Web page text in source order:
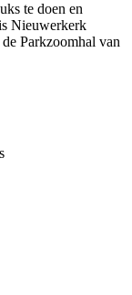
te doen en
Nieuwerkerk
Parkzoomhal van